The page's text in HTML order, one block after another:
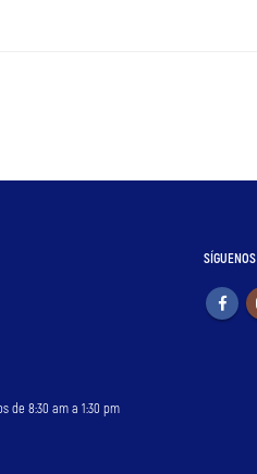
de 8:30 am a 1:30 pm
SÍGUENOS